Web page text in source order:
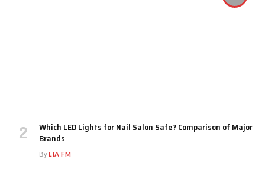
Which LED Lights for Nail Salon Safe? Comparison of Major
Brands
ByLIA FM